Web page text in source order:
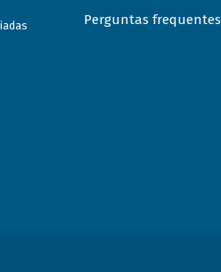
Perguntas frequentes